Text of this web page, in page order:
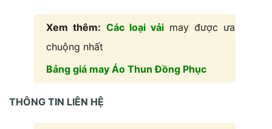
Xem thêm: Các loại vải may được ưa
chuộng nhất
Bảng giá may Áo Thun Đồng Phục
THÔNG TIN LIÊN HỆ